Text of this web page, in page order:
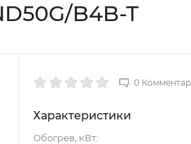
B4B-T
0
Характеристики
Обогрев, кВт: